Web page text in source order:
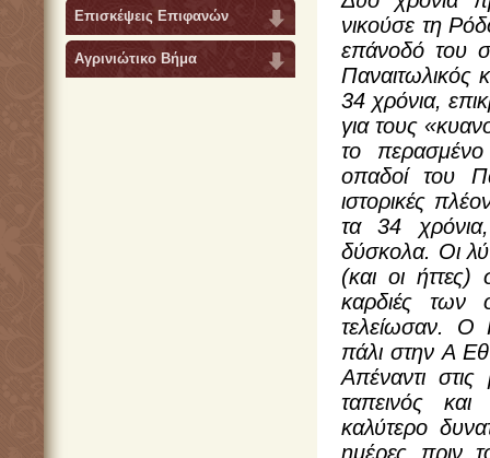
Επισκέψεις Επιφανών
Αγρινιώτικο Βήμα
νικούσε τη
επάνοδό του
Παναιτωλικός
34 χρόνια,
για τους
το περασμένο
οπαδοί του
ιστορικές
τα 34
δύσκολα. Οι
(και οι
καρδιές
τελείωσαν. Ο
πάλι στην Α
Απέναντι
ταπεινός και
καλύτερο
ημέρες πριν